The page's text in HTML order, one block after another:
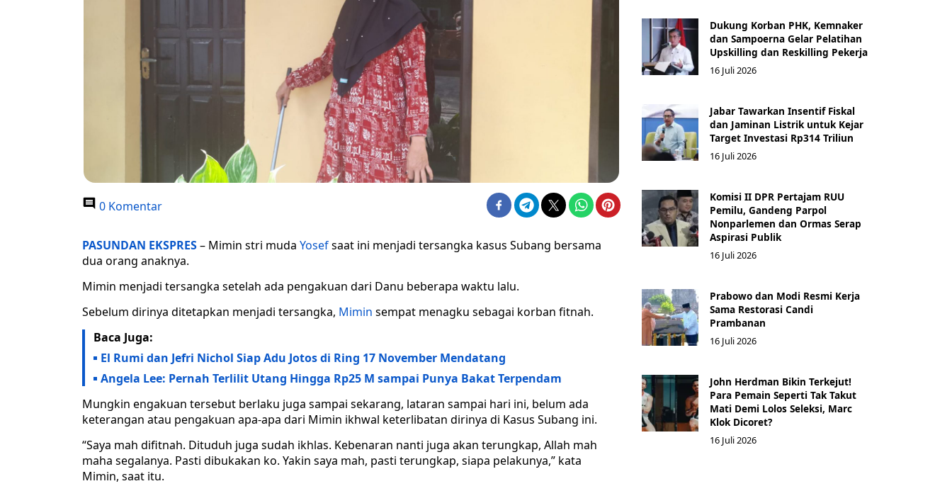
0 Komentar
PASUNDAN EKSPRES– Mimin stri muda Yosefsaat ini menjadi tersangka kasus Subang bersama
dua orang anaknya.
Mimin menjadi tersangka setelah ada pengakuan dari Danu beberapa waktu lalu.
Sebelum dirinya ditetapkan menjadi tersangka, Mimin sempat menagku sebagai korban fitnah.
Baca Juga:
El Rumi dan Jefri Nichol Siap Adu Jotos di Ring 17 November Mendatang
Angela Lee: Pernah Terlilit Utang Hingga Rp25 M sampai Punya Bakat Terpendam
Mungkin engakuan tersebut berlaku juga sampai sekarang, lataran sampai hari ini, belum ada
keterangan atau pengakuan apa-apa dari Mimin ikhwal keterlibatan dirinya di Kasus Subang ini.
“Saya mah difitnah. Dituduh juga sudah ikhlas. Kebenaran nanti juga akan terungkap, Allah mah
maha segalanya. Pasti dibukakan ko. Yakin saya mah, pasti terungkap, siapa pelakunya,” kata
Mimin, saat itu.
Dukung Korban PHK, Kemnaker
dan Sampoerna Gelar Pelatihan
Upskilling dan Reskilling Pekerja
16 Juli 2026
Jabar Tawarkan Insentif Fiskal
dan Jaminan Listrik untuk Kejar
Target Investasi Rp314 Triliun
16 Juli 2026
Komisi II DPR Pertajam RUU
Pemilu, Gandeng Parpol
Nonparlemen dan Ormas Serap
Aspirasi Publik
16 Juli 2026
Prabowo dan Modi Resmi Kerja
Sama Restorasi Candi
Prambanan
16 Juli 2026
John Herdman Bikin Terkejut!
Para Pemain Seperti Tak Takut
Mati Demi Lolos Seleksi, Marc
Klok Dicoret?
16 Juli 2026